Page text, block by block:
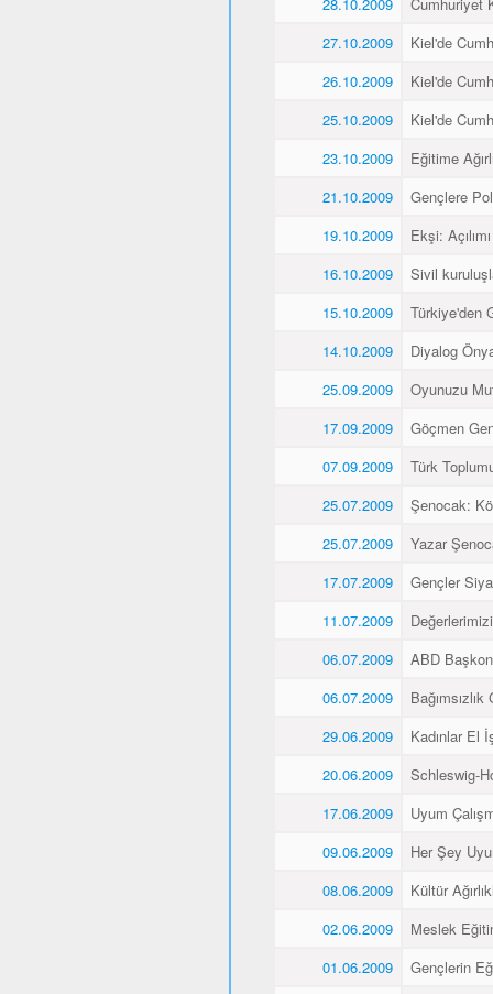
27.10.2009
Kiel'de
26.10.2009
Kiel'de
25.10.2009
Kiel'de
23.10.2009
Eğitime
21.10.2009
Gençlere
19.10.2009
Ekşi:
16.10.2009
Sivil
15.10.2009
Türkiye'den
14.10.2009
Diyalog
25.09.2009
Oyunuzu
17.09.2009
Göçmen
07.09.2009
Türk
25.07.2009
Şenocak:
25.07.2009
Yazar
17.07.2009
Gençler
11.07.2009
06.07.2009
ABD
06.07.2009
29.06.2009
Kadınlar El
20.06.2009
Schleswig-
17.06.2009
Uyum
09.06.2009
Her Şey
08.06.2009
Kültür
02.06.2009
Meslek
01.06.2009
Gençlerin